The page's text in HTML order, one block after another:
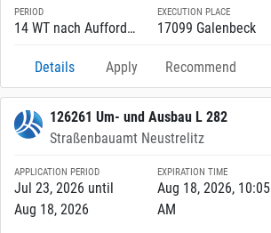
PERIOD
14 WT nach Aufforderung until 30.11.2027
EXECUTION PLACE
17099 Galenbeck
Details Apply Recommend
126261 Um- und Ausbau L 282
Straßenbauamt Neustrelitz
APPLICATION PERIOD
Jul 23, 2026 until
Aug 18, 2026
EXPIRATION TIME
Aug 18, 2026, 10:05
AM